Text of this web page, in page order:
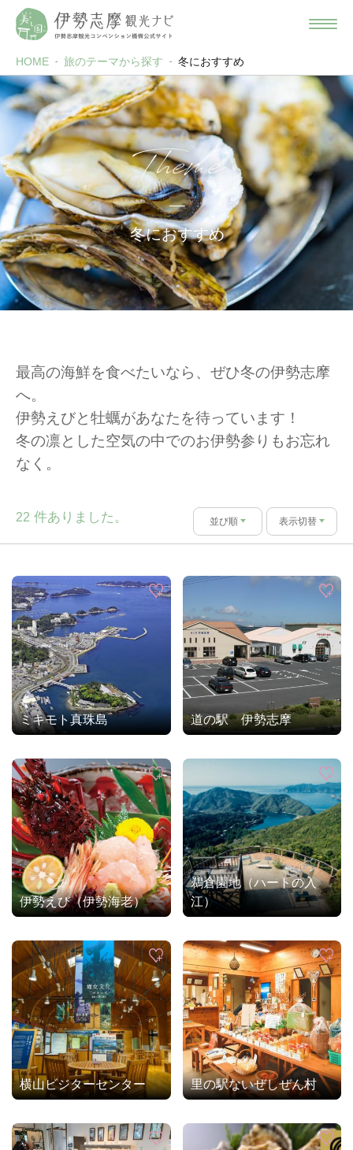
HOME 旅のテーマから探す 冬におすすめ
Theme
冬におすすめ
最高の海鮮を食べたいなら、ぜひ冬の伊勢志摩
へ。
伊勢えびと牡蠣があなたを待っています！
冬の凛とした空気の中でのお伊勢参りもお忘れ
なく。
22 件ありました。 並び順 表示切替
ミキモト真珠島 道の駅 伊勢志摩
伊勢えび（伊勢海老）
鵜倉園地（ハートの入
江）
横山ビジターセンター 里の駅ないぜしぜん村